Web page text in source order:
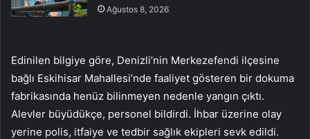
Ağustos 8, 2026
Edinilen bilgiye göre, Denizli’nin Merkezefendi ilçesine
bağlı Eskihisar Mahallesi’nde faaliyet gösteren bir dokuma
fabrikasında henüz bilinmeyen nedenle yangın çıktı.
Alevler büyüdükçe, personel bildirdi. İhbar üzerine olay
yerine polis, itfaiye ve tedbir sağlık ekipleri sevk edildi.